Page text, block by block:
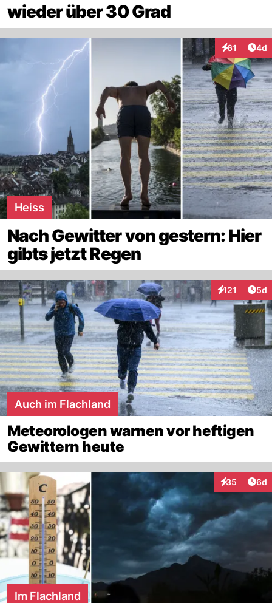
wieder über 30 Grad
61
Interaktionen
4d
Heiss
Nach Gewitter von gestern: Hier
gibts jetzt Regen
121
Interaktionen
5d
Auch im Flachland
Meteorologen warnen vor heftigen
Gewittern heute
35
Interaktionen
6d
Im Flachland